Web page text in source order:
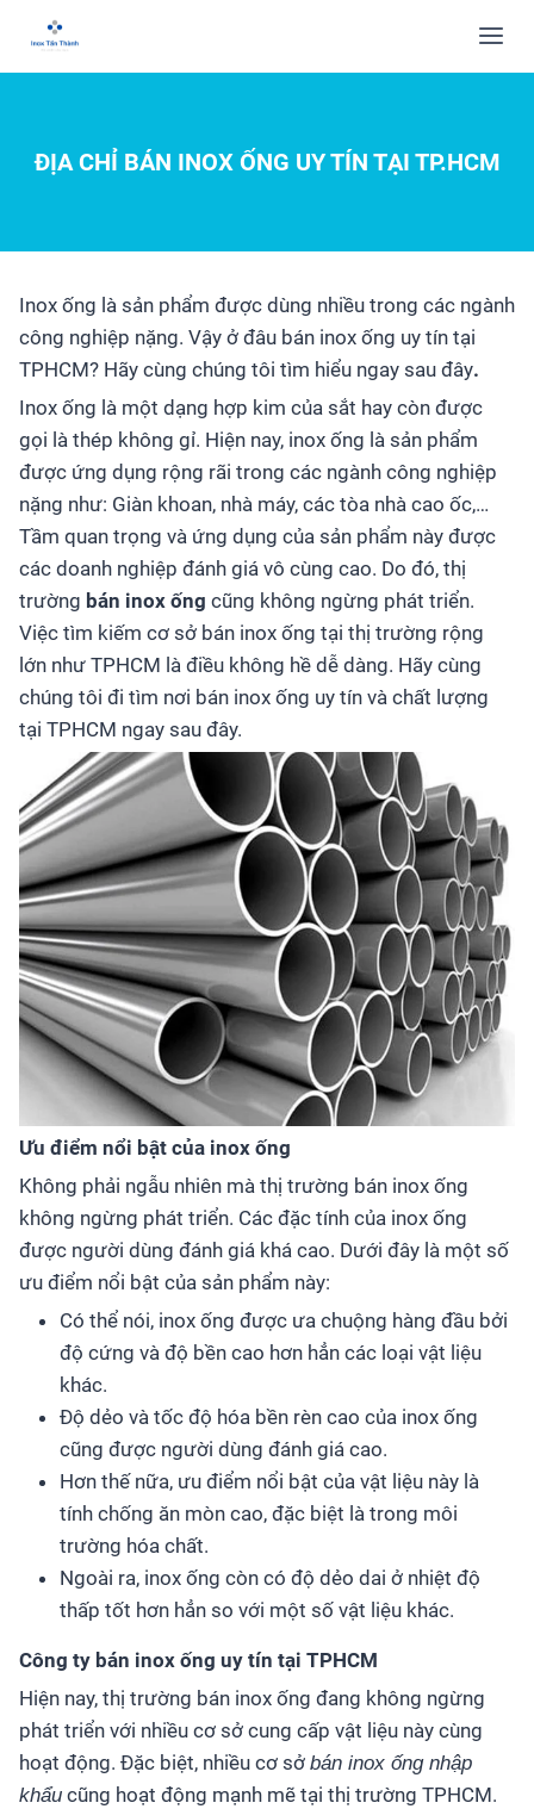
ĐỊA CHỈ BÁN INOX ỐNG UY TÍN TẠI TP.HCM
Inox ống là sản phẩm được dùng nhiều trong các ngành
công nghiệp nặng. Vậy ở đâu bán inox ống uy tín tại
TPHCM? Hãy cùng chúng tôi tìm hiểu ngay sau đây.
Inox ống là một dạng hợp kim của sắt hay còn được
gọi là thép không gỉ. Hiện nay, inox ống là sản phẩm
được ứng dụng rộng rãi trong các ngành công nghiệp
nặng như: Giàn khoan, nhà máy, các tòa nhà cao ốc,…
Tầm quan trọng và ứng dụng của sản phẩm này được
các doanh nghiệp đánh giá vô cùng cao. Do đó, thị
trường bán inox ống cũng không ngừng phát triển.
Việc tìm kiếm cơ sở bán inox ống tại thị trường rộng
lớn như TPHCM là điều không hề dễ dàng. Hãy cùng
chúng tôi đi tìm nơi bán inox ống uy tín và chất lượng
tại TPHCM ngay sau đây.
Ưu điểm nổi bật của inox ống
Không phải ngẫu nhiên mà thị trường bán inox ống
không ngừng phát triển. Các đặc tính của inox ống
được người dùng đánh giá khá cao. Dưới đây là một số
ưu điểm nổi bật của sản phẩm này:
Có thể nói, inox ống được ưa chuộng hàng đầu bởi
độ cứng và độ bền cao hơn hẳn các loại vật liệu
khác.
Độ dẻo và tốc độ hóa bền rèn cao của inox ống
cũng được người dùng đánh giá cao.
Hơn thế nữa, ưu điểm nổi bật của vật liệu này là
tính chống ăn mòn cao, đặc biệt là trong môi
trường hóa chất.
Ngoài ra, inox ống còn có độ dẻo dai ở nhiệt độ
thấp tốt hơn hẳn so với một số vật liệu khác.
Công ty bán inox ống uy tín tại TPHCM
Hiện nay, thị trường bán inox ống đang không ngừng
phát triển với nhiều cơ sở cung cấp vật liệu này cùng
hoạt động. Đặc biệt, nhiều cơ sở bán inox ống nhập
khẩu cũng hoạt động mạnh mẽ tại thị trường TPHCM.